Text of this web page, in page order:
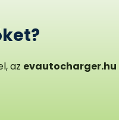
az evautocharger.hu